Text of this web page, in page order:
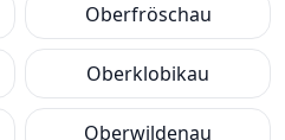
Oberfröschau
Oberklobikau
Oberwildenau